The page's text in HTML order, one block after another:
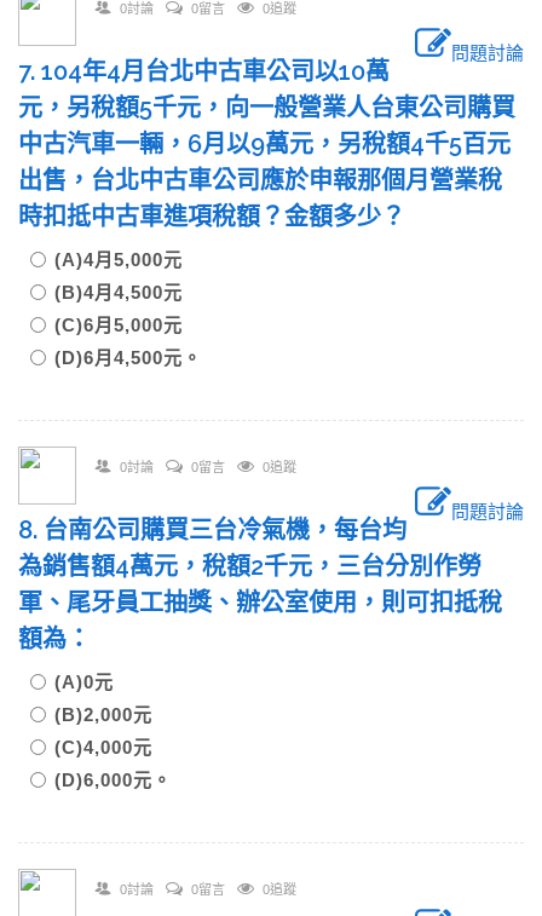
0討論 0留言 0追蹤
問題討論
7. 104年4月台北中古車公司以10萬
元，另稅額5千元，向一般營業人台東公司購買
中古汽車一輛，6月以9萬元，另稅額4千5百元
出售，台北中古車公司應於申報那個月營業稅
時扣抵中古車進項稅額？金額多少？
(A)4月5,000元
(B)4月4,500元
(C)6月5,000元
(D)6月4,500元。
0討論 0留言 0追蹤
問題討論
8. 台南公司購買三台冷氣機，每台均
為銷售額4萬元，稅額2千元，三台分別作勞
軍、尾牙員工抽獎、辦公室使用，則可扣抵稅
額為：
(A)0元
(B)2,000元
(C)4,000元
(D)6,000元。
0討論 0留言 0追蹤